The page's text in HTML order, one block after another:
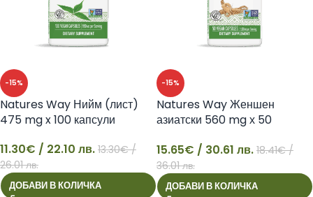
-15%
11
Natures Way Нийм (лист)
475 mg x 100 капсули
11.30€ / 22.10 лв. 13.30€/
26.01 лв.
ДОБАВИ В КОЛИЧКА
-15%
15
Natures Way Женшен
азиатски 560 mg х 50
15.65€ / 30.61 лв. 18.41€/
36.01 лв.
ДОБАВИ В КОЛИЧКА